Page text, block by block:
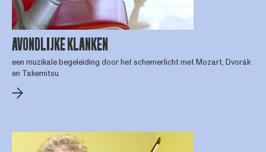
AVONDLIJKE KLANKEN
een muzikale begeleiding door het schemerlicht met Mozart, Dvorák
en Takemitsu